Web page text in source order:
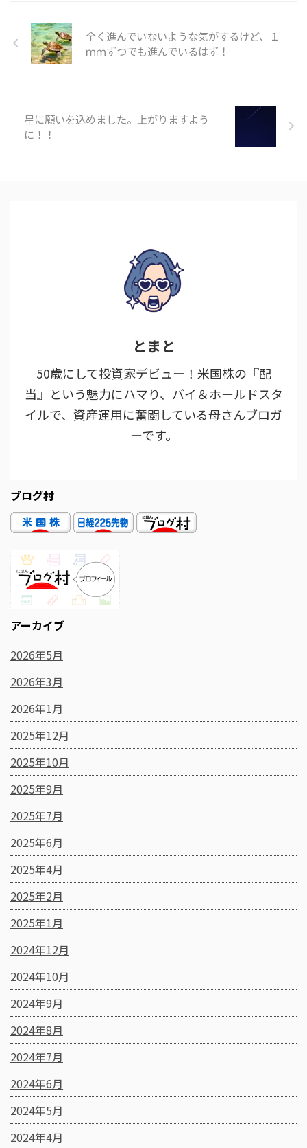
全く進んでいないような気がするけど、１
ｍｍずつでも進んでいるはず！
星に願いを込めました。上がりますよう
に！！
とまと
50歳にして投資家デビュー！米国株の『配
当』という魅力にハマり、バイ＆ホールドスタ
イルで、資産運用に奮闘している母さんブロガ
ーです。
ブログ村
アーカイブ
2026年5月
2026年3月
2026年1月
2025年12月
2025年10月
2025年9月
2025年7月
2025年6月
2025年4月
2025年2月
2025年1月
2024年12月
2024年10月
2024年9月
2024年8月
2024年7月
2024年6月
2024年5月
2024年4月